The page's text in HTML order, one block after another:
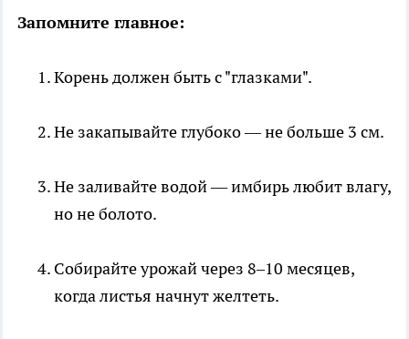
Запомните главное:
Корень должен быть с "глазками".
Не закапывайте глубоко — не больше 3 см.
Не заливайте водой — имбирь любит влагу,
но не болото.
Собирайте урожай через 8–10 месяцев,
когда листья начнут желтеть.